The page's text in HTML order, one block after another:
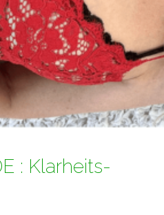
: Klarheits-